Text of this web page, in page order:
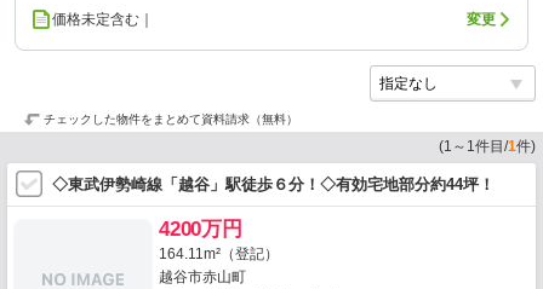
価格未定含む｜ 変更
チェックした物件をまとめて資料請求（無料）
(1 ～ 1件目/1件)
◇東武伊勢崎線「越谷」駅徒歩６分！◇有効宅地部分約44坪！
4200万円
164.11m²（登記）
越谷市赤山町